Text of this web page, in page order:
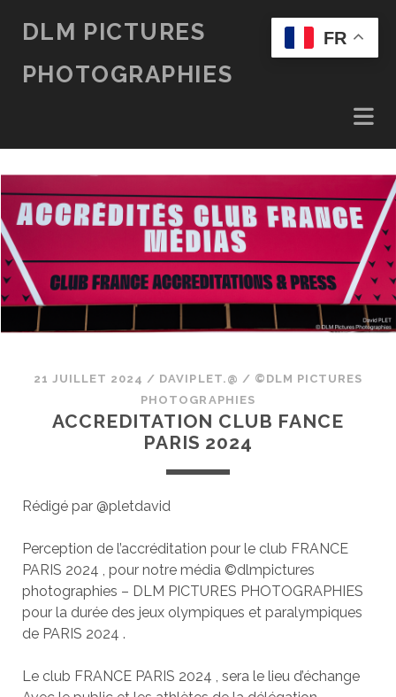
DLM PICTURES
PHOTOGRAPHIES
21 JUILLET 2024 / DAVIPLET.@ / ©DLM PICTURES
PHOTOGRAPHIES
ACCREDITATION CLUB FANCE
PARIS 2024
Rédigé par @pletdavid
Perception de l’accréditation pour le club FRANCE
PARIS 2024 , pour notre média ©dlmpictures
photographies – DLM PICTURES PHOTOGRAPHIES
pour la durée des jeux olympiques et paralympiques
de PARIS 2024 .
Le club FRANCE PARIS 2024 , sera le lieu d’échange
FR